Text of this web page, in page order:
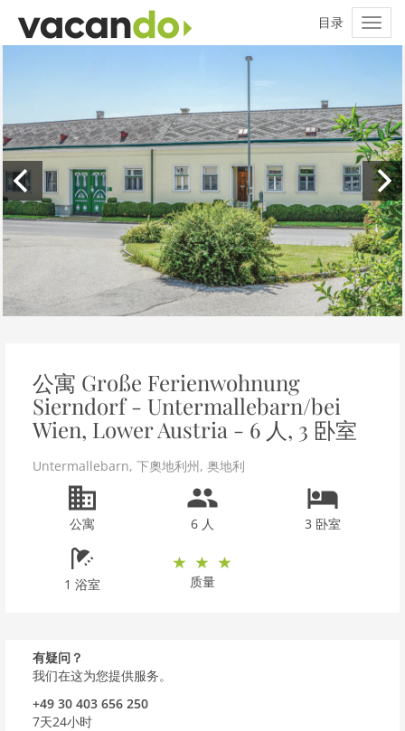
公寓 Große Ferienwohnung
Sierndorf - Untermallebarn/bei
Wien, Lower Austria - 6 人, 3 卧室
Untermallebarn, 下奧地利州, 奥地利
公寓 6 人 3 卧室
1 浴室 质量
有疑问？
我们在这为您提供服务。
+49 30 403 656 250
7天24小时